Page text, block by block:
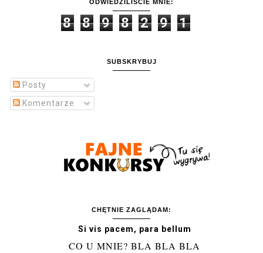
ODWIEDZILIŚCIE MNIE:
8 8 9 8 2 9 1
SUBSKRYBUJ
Posty
Komentarze
CHĘTNIE ZAGLĄDAM:
Si vis pacem, para bellum
CO U MNIE? BLA BLA BLA